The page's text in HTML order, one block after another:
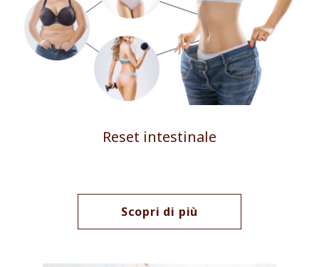
Reset intestinale
Scopri di più